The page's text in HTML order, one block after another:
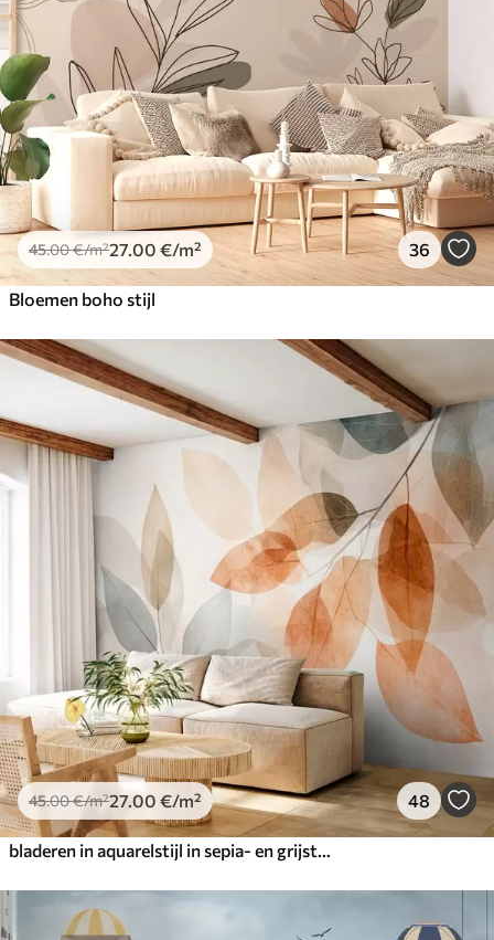
45.00€/m²27 .00 €/m² 36
Bloemen boho stijl
45.00€/m²27.00 €/m² 48